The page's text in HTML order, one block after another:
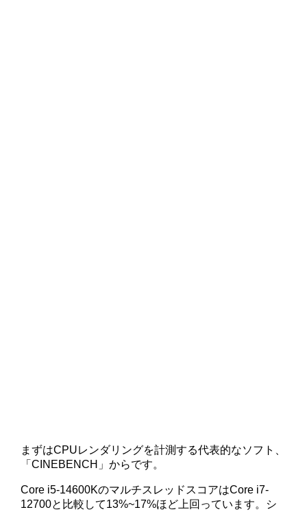
まずはCPUレンダリングを計測する代表的なソフト、
「CINEBENCH」からです。
Core i5-14600KのマルチスレッドスコアはCore i7-
12700と比較して13%~17%ほど上回っています。シ